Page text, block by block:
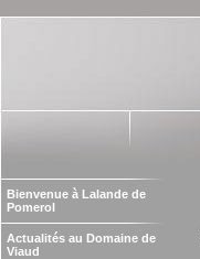
Bienvenue à Lalande de
Pomerol
Actualités au Domaine de
Viaud